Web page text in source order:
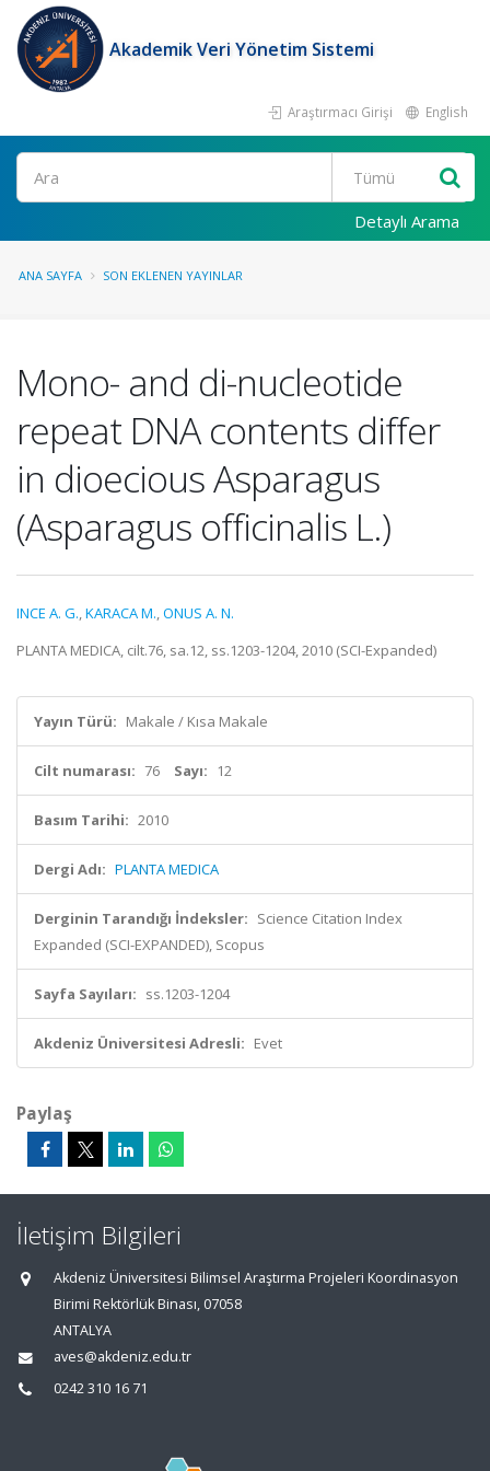
Akademik Veri Yönetim Sistemi
Araştırmacı Girişi English
Ara
Detaylı Arama
ANA SAYFA SON EKLENEN YAYINLAR
Mono- and di-nucleotide
repeat DNA contents differ
in dioecious Asparagus
(Asparagus officinalis L.)
INCE A. G.,KARACA M.,ONUS A. N.
PLANTA MEDICA, cilt.76, sa.12, ss.1203-1204, 2010 (SCI-Expanded)
Yayın Türü: Makale / Kısa Makale
Cilt numarası: 76 Sayı: 12
Basım Tarihi: 2010
Dergi Adı: PLANTA MEDICA
Derginin Tarandığı İndeksler: Science Citation Index
Expanded (SCI-EXPANDED), Scopus
Sayfa Sayıları: ss.1203-1204
Akdeniz Üniversitesi Adresli: Evet
Paylaş
İletişim Bilgileri
Akdeniz Üniversitesi Bilimsel Araştırma Projeleri Koordinasyon
Birimi Rektörlük Binası, 07058
ANTALYA
aves@akdeniz.edu.tr
0242 310 16 71